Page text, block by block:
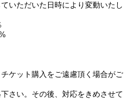
いただいた日時により変動いたし
ケット購入をご遠慮頂く場合がご
さい。その後、対応をきめさせて